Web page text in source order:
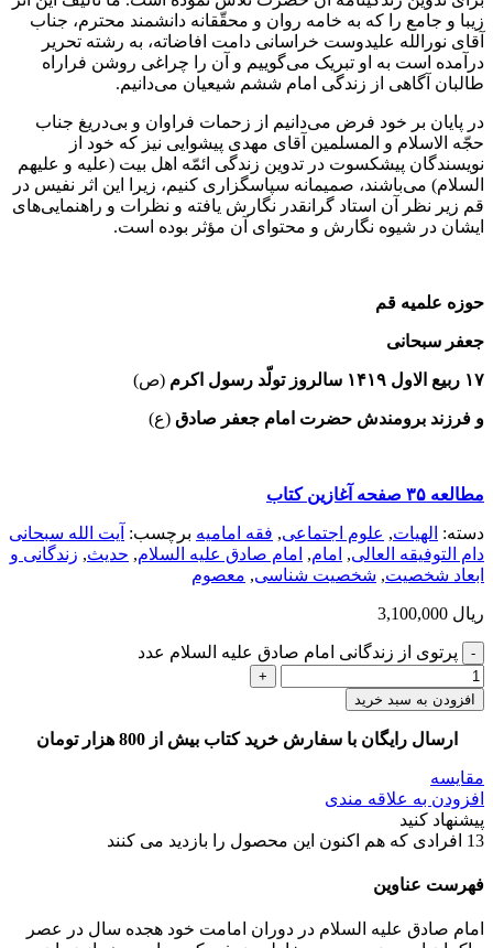
زیبا و جامع را که به خامه روان و محقّقانه دانشمند محترم،‌ جناب
آقای نورالله علیدوست خراسانی دامت افاضاته، به رشته تحریر
در‌آمده است به او تبریک می‌گوییم و آن را چراغی روشن فراراه
طالبان آگاهی از زندگی امام ششم شیعیان می‌دانیم.
در پایان بر خود فرض می‌دانیم از زحمات فراوان و بی‌دریغ جناب
حجّه الاسلام و المسلمین آقای مهدی پیشوایی نیز که خود از
نویسندگان پیشکسوت در تدوین زندگی ائمّه اهل بیت (علیه و علیهم
السلام) می‌باشند، صمیمانه سپاسگزاری کنیم، زیرا این اثر نفیس در
قم زیر نظر آن استاد گرانقدر نگارش یافته و نظرات و راهنمایی‌های
ایشان در شیوه نگارش و محتوای آن مؤثر بوده است.
حوزه علمیه قم
جعفر سبحانی
۱۷ ربیع الاول ۱۴۱۹ سالروز تولّد رسول اکرم (ص)
و فرزند برومندش حضرت امام جعفر صادق (ع)
مطالعه ۳۵ صفحه آغازین کتاب
دسته: الهيات, علوم اجتماعی, فقه امامیه برچسب: آیت الله سبحانی
دام التوفیقه العالی, امام, امام صادق علیه السلام, حدیث, زندگانی و
ابعاد شخصیت, شخصیت شناسی, معصوم
ریال
پرتوی از زندگانی امام صادق علیه السلام عدد
افزودن به سبد خرید
ارسال رایگان با سفارش خرید کتاب بیش از 800 هزار تومان
مقایسه
افزودن به علاقه مندی
پیشنهاد کنید
13 افرادی که هم اکنون این محصول را بازدید می کنند
فهرست عناوین
امام صادق علیه السلام در دوران امامت خود هجده سال در عصر